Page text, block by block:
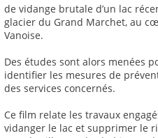
de vidange brutale d’un lac
glacier du Grand Marchet, au
Vanoise.
Des études sont alors menées
identifier les mesures de
des services concernés.
Ce film relate les travaux
vidanger le lac et supprimer le